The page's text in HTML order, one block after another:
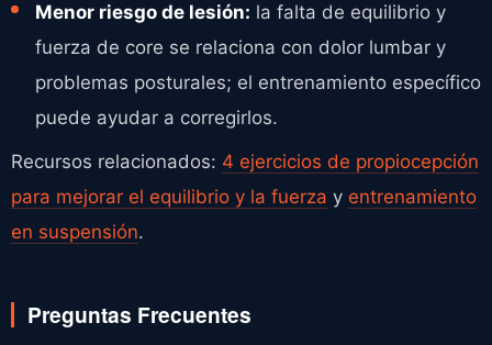
Menor riesgo de lesión: la falta de equilibrio y
fuerza de core se relaciona con dolor lumbar y
problemas posturales; el entrenamiento específico
puede ayudar a corregirlos.
Recursos relacionados: 4 ejercicios de propiocepción
para mejorar el equilibrio y la fuerza y entrenamiento
en suspensión.
Preguntas Frecuentes